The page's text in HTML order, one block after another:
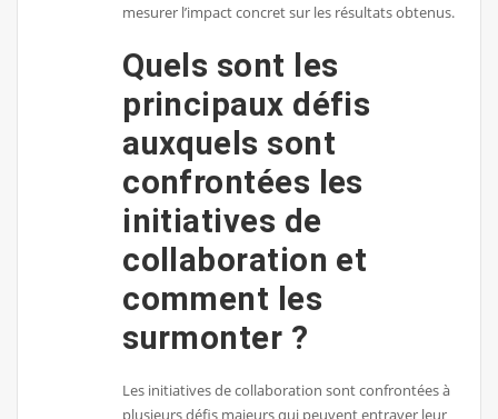
mesurer l’impact concret sur les résultats obtenus.
Quels sont les
principaux défis
auxquels sont
confrontées les
initiatives de
collaboration et
comment les
surmonter ?
Les initiatives de collaboration sont confrontées à
plusieurs défis majeurs qui peuvent entraver leur